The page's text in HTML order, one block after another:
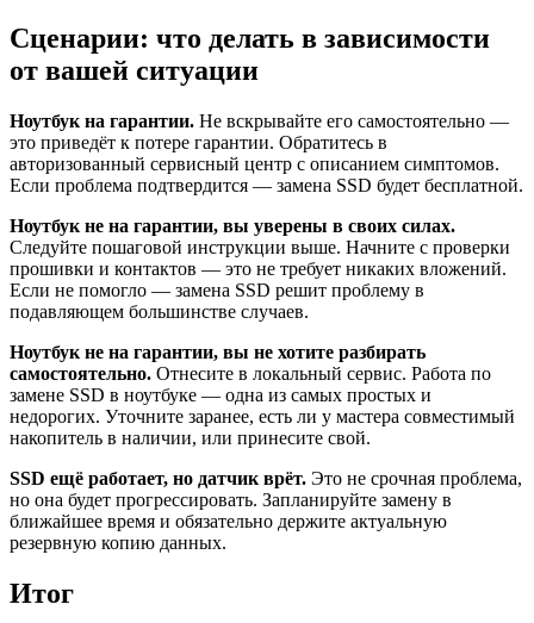
Сценарии: что делать в зависимости
от вашей ситуации
Ноутбук на гарантии. Не вскрывайте его самостоятельно —
это приведёт к потере гарантии. Обратитесь в
авторизованный сервисный центр с описанием симптомов.
Если проблема подтвердится — замена SSD будет бесплатной.
Ноутбук не на гарантии, вы уверены в своих силах.
Следуйте пошаговой инструкции выше. Начните с проверки
прошивки и контактов — это не требует никаких вложений.
Если не помогло — замена SSD решит проблему в
подавляющем большинстве случаев.
Ноутбук не на гарантии, вы не хотите разбирать
самостоятельно. Отнесите в локальный сервис. Работа по
замене SSD в ноутбуке — одна из самых простых и
недорогих. Уточните заранее, есть ли у мастера совместимый
накопитель в наличии, или принесите свой.
SSD ещё работает, но датчик врёт. Это не срочная проблема,
но она будет прогрессировать. Запланируйте замену в
ближайшее время и обязательно держите актуальную
резервную копию данных.
Итог